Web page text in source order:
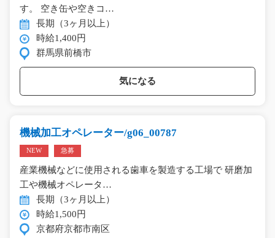
す。 空き缶や空きコ…
長期（3ヶ月以上）
時給1,400円
群馬県前橋市
気になる
機械加工オペレーター/g06_00787
NEW 急募
産業機械などに使用される歯車を製造する工場で 研磨加
工や機械オペレータ…
長期（3ヶ月以上）
時給1,500円
京都府京都市南区